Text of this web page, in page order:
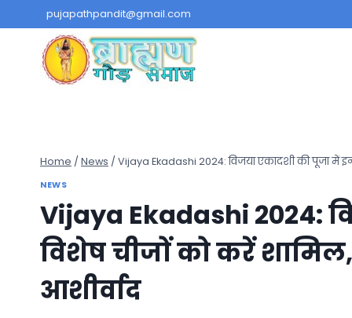
to
content
pujapathpandit@gmail.com
Home / News / Vijaya Ekadashi 2024: विजया एकादशी की पूजा में
NEWS
Vijaya Ekadashi 2024:
विशेष चीजों को करें
आशीर्वाद